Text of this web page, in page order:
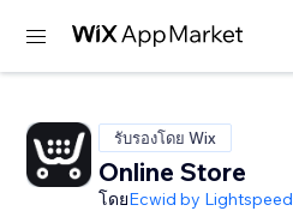
รับรองโดย Wix
Online Store
โดยEcwid by Lightspeed